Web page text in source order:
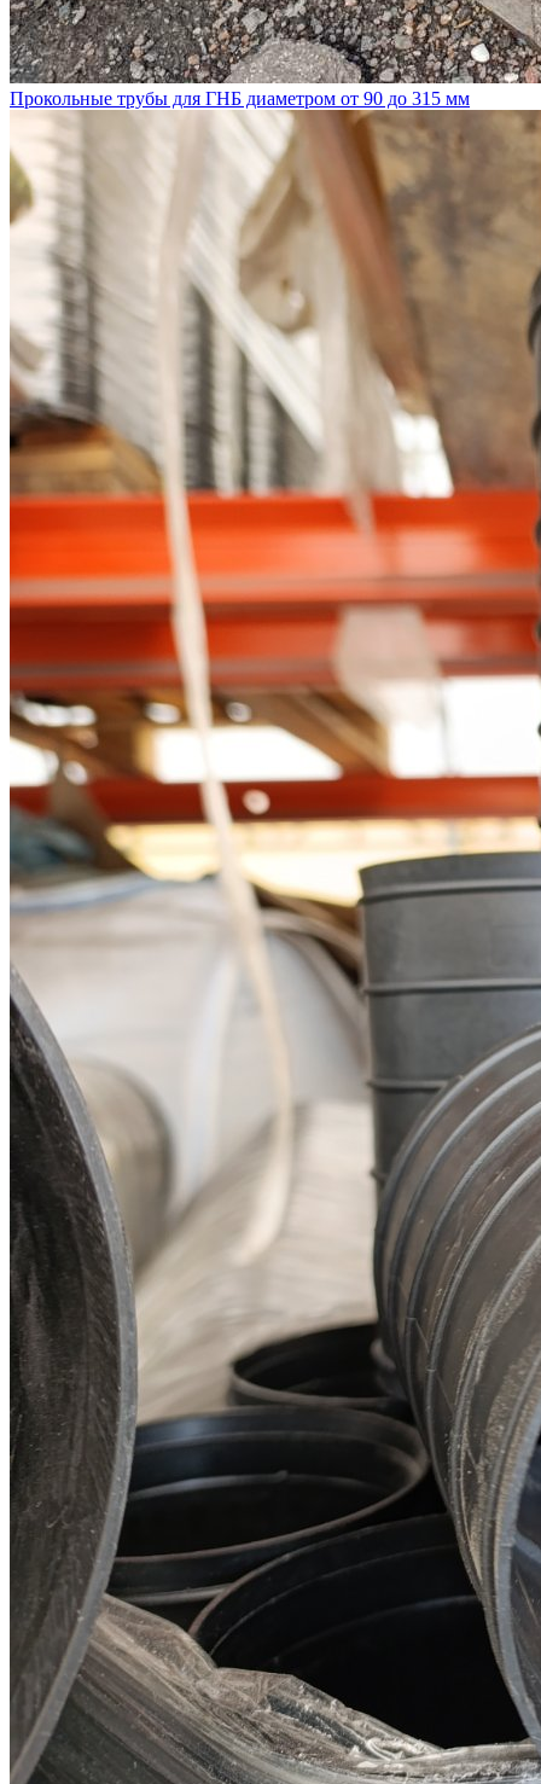
Прокольные трубы для ГНБ диаметром от 90 до 315 мм